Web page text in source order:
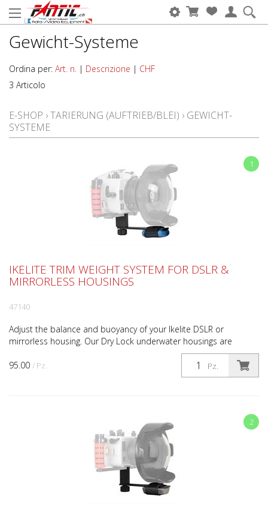
Gewicht-Systeme
Ordina per: Art. n. | Descrizione | CHF
3 Articolo
E-SHOP ›TARIERUNG (AUFTRIEB/BLEI) › GEWICHT-
SYSTEME
1
95.00 / Pz. Pz.
IKELITE TRIM WEIGHT SYSTEM FOR DSLR &
MIRRORLESS HOUSINGS
47140
Adjust the balance and buoyancy of your Ikelite DSLR or
mirrorless housing. Our Dry Lock underwater housings are
designed to keep travel weight at an absolute minimum. Th...
2